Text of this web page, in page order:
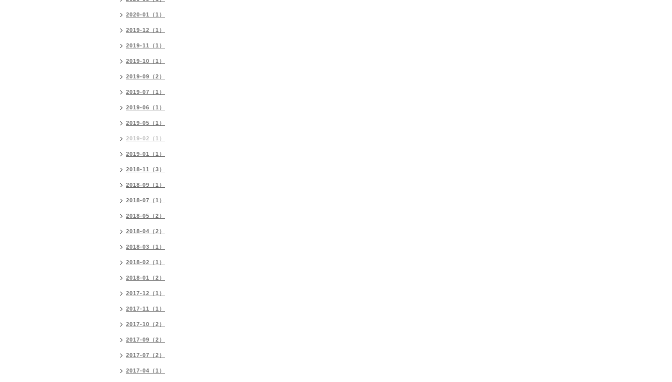
2020-01（1）
2019-12（1）
2019-11（1）
2019-10（1）
2019-09（2）
2019-07（1）
2019-06（1）
2019-05（1）
2019-02（1）
2019-01（1）
2018-11（3）
2018-09（1）
2018-07（1）
2018-05（2）
2018-04（2）
2018-03（1）
2018-02（1）
2018-01（2）
2017-12（1）
2017-11（1）
2017-10（2）
2017-09（2）
2017-07（2）
2017-04（1）